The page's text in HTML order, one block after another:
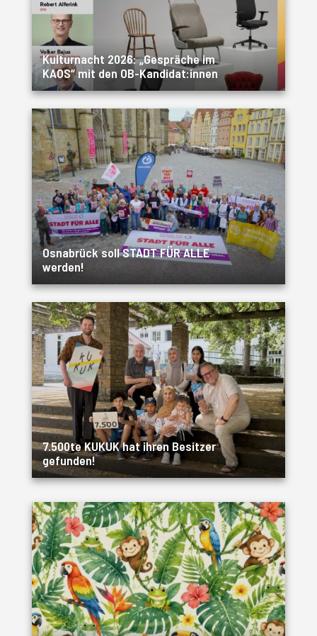
Kulturnacht 2026: „Gespräche im
KAOS“ mit den OB-Kandidat:innen
Osnabrück soll STADT FÜR ALLE
werden!
7.500te KUKUK hat ihren Besitzer
gefunden!